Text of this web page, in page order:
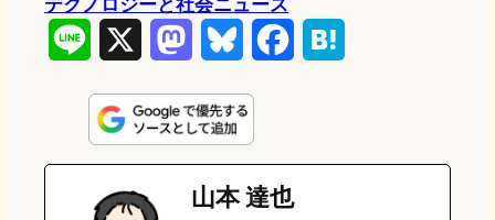
テクノロジーと社会ニュース
n
e
s
t
o
u
e
s
e
b
e
山本 達也